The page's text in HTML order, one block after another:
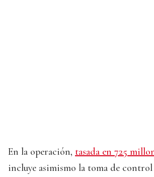
En la operación, tasada en 725
incluye asimismo la toma de